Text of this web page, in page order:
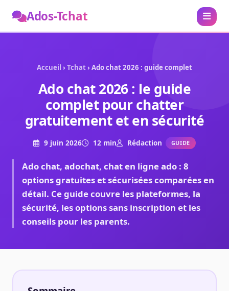
Ados-Tchat
Accueil ›Tchat› Ado chat 2026 : guide complet
Ado chat 2026 : le guide
complet pour chatter
gratuitement et en sécurité
9 juin 2026 12 min Rédaction GUIDE
Ado chat, adochat, chat en ligne ado : 8
options gratuites et sécurisées comparées en
détail. Ce guide couvre les plateformes, la
sécurité, les options sans inscription et les
conseils pour les parents.